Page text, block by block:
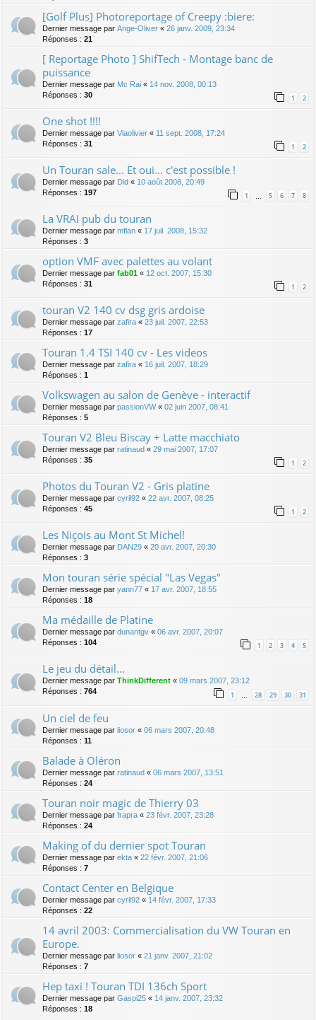
[Golf Plus] Photoreportage of Creepy :biere:
Dernier message par Ange-Oliver « 26 janv. 2009, 23:34
Réponses : 21
[ Reportage Photo ] ShifTech - Montage banc de
puissance
Dernier message par Mc Rai « 14 nov. 2008, 00:13
Réponses : 30 1 2
One shot !!!!
Dernier message par Vlaolivier « 11 sept. 2008, 17:24
Réponses : 31 1 2
Un Touran sale... Et oui... c'est possible !
Dernier message par Did « 10 août 2008, 20:49
Réponses : 197 1 … 5 6 7 8
La VRAI pub du touran
Dernier message par mflan « 17 juil. 2008, 15:32
Réponses : 3
option VMF avec palettes au volant
Dernier message par fab01 « 12 oct. 2007, 15:30
Réponses : 31 1 2
touran V2 140 cv dsg gris ardoise
Dernier message par zafira « 23 juil. 2007, 22:53
Réponses : 17
Touran 1.4 TSI 140 cv - Les videos
Dernier message par zafira « 16 juil. 2007, 18:29
Réponses : 1
Volkswagen au salon de Genève - interactif
Dernier message par passionVW« 02 juin 2007, 08:41
Réponses : 5
Touran V2 Bleu Biscay + Latte macchiato
Dernier message par ratinaud « 29 mai 2007, 17:07
Réponses : 35 1 2
Photos du Touran V2 - Gris platine
Dernier message par cyril92 « 22 avr. 2007, 08:25
Réponses : 45 1 2
Les Niçois au Mont St Michel!
Dernier message par DAN29 « 20 avr. 2007, 20:30
Réponses : 3
Mon touran série spécial "Las Vegas"
Dernier message par yann77 « 17 avr. 2007, 18:55
Réponses : 18
Ma médaille de Platine
Dernier message par dunantgv « 06 avr. 2007, 20:07
Réponses : 104 1 2 3 4 5
Le jeu du détail...
Dernier message par ThinkDifferent « 09 mars 2007, 23:12
Réponses : 764 1 28 29 30 31
Un ciel de feu
Dernier message par liosor « 06 mars 2007, 20:48
Réponses : 11
Balade à Oléron
Dernier message par ratinaud « 06 mars 2007, 13:51
Réponses : 24
Touran noir magic de Thierry 03
Dernier message par frapra « 23 févr. 2007, 23:28
Réponses : 24
Making of du dernier spot Touran
Dernier message par ekta « 22 févr. 2007, 21:06
Réponses : 7
Contact Center en Belgique
Dernier message par cyril92 « 14 févr. 2007, 17:33
Réponses : 22
14 avril 2003: Commercialisation du VW Touran en
Europe.
Dernier message par liosor « 21 janv. 2007, 21:02
Réponses : 7
Hep taxi ! Touran TDI 136ch Sport
Dernier message par Gaspi25 « 14 janv. 2007, 23:32
Réponses : 18